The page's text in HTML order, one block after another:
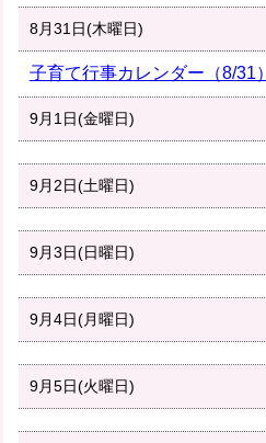
8月31日(木曜日)
子育て行事カレンダー（8/31）
9月1日(金曜日)
9月2日(土曜日)
9月3日(日曜日)
9月4日(月曜日)
9月5日(火曜日)